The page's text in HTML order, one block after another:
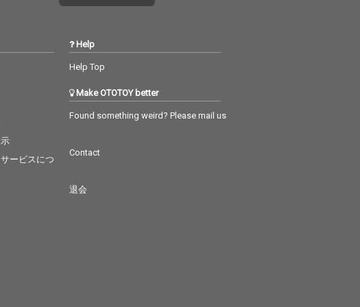
ービスにつ
Help
Help Top
Make OTOTOY better
Found something weird? Please mail us
Contact
退会